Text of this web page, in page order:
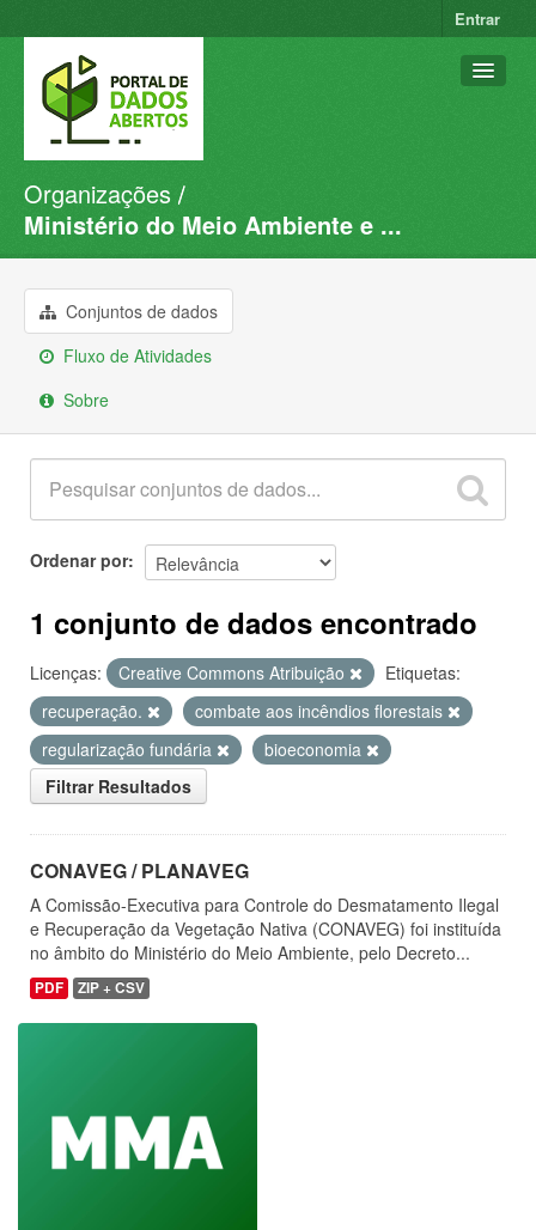
Entrar
Conjuntos de dados
Organizações
Sobre
Organizações
Ministério do Meio Ambiente e ...
Conjuntos de dados
Fluxo de Atividades
Sobre
Ordenar por
1 conjunto de dados encontrado
Licenças: Creative Commons Atribuição
Etiquetas:
recuperação.
combate aos incêndios florestais
regularização fundária
bioeconomia
Filtrar Resultados
CONAVEG / PLANAVEG
A Comissão-Executiva para Controle do Desmatamento Ilegal
e Recuperação da Vegetação Nativa (CONAVEG) foi instituída
no âmbito do Ministério do Meio Ambiente, pelo Decreto...
PDF ZIP + CSV